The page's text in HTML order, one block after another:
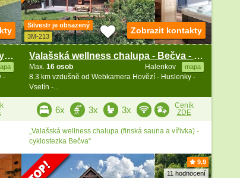
Valašská roubenka - Vizovické vrchy - Beskydy
-
Silvestr je obsazený
3M-213
Valašská wellness chalupa - Bečva - Beskydy
Halenkov mapa
Max. 16 osob
8.3 km vzdušně od Webkamera Hovězí - Huslenky -
Vsetín -...
Zobrazit kontakty
6x 3x 3x
Ceník
ZDE
„Valašská wellness chalupa (finská sauna a vířivka) -
cyklostezka Bečva“
9.9
11 hodnocení